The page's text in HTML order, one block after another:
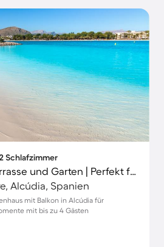
Schlafzimmer
Ferienhaus mit Terrasse und Garten | Perfekt für die Arbeit von Zuhause
Alcúdia, Spanien
mit Balkon in Alcúdia für
mit bis zu 4 Gästen